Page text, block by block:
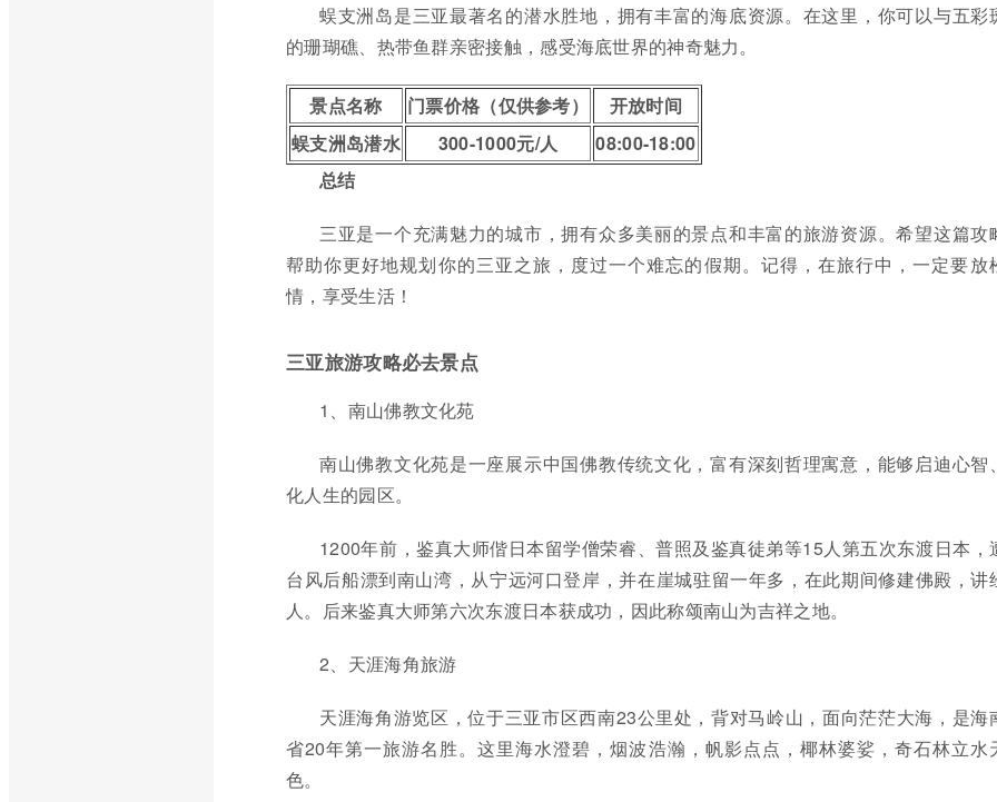
蜈支洲岛是三亚最著名的潜水胜地，拥有丰富的海底资源。在这里，你可以与五彩
的珊瑚礁、热带鱼群亲密接触，感受海底世界的神奇魅力。
景点名称 门票价格（仅供参考）
开放时间
蜈支洲岛潜水
300-1000元/人
08:00-18:00
总结
三亚是一个充满魅力的城市，拥有众多美丽的景点和丰富的旅游资源。希望这篇攻
帮助你更好地规划你的三亚之旅，度过一个难忘的假期。记得，在旅行中，一定要放
情，享受生活！
三亚旅游攻略必去景点
1、南山佛教文化苑
南山佛教文化苑是一座展示中国佛教传统文化，富有深刻哲理寓意，能够启迪心智
化人生的园区。
1200年前，鉴真大师偕日本留学僧荣睿、普照及鉴真徒弟等15人第五次东渡日本，
台风后船漂到南山湾，从宁远河口登岸，并在崖城驻留一年多，在此期间修建佛殿，讲
人。后来鉴真大师第六次东渡日本获成功，因此称颂南山为吉祥之地。
2、天涯海角旅游
天涯海角游览区，位于三亚市区西南23公里处，背对马岭山，面向茫茫大海，是海
省20年第一旅游名胜。这里海水澄碧，烟波浩瀚，帆影点点，椰林婆娑，奇石林立水
色。